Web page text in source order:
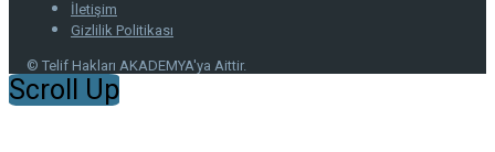
İletişim
Gizlilik Politikası
© Telif Hakları AKADEMYA'ya Aittir.
Scroll Up